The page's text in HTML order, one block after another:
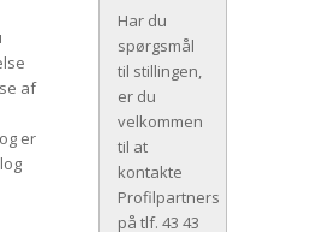
af
er
Har du
spørgsmål
til stillingen,
er du
velkommen
til at
kontakte
Profilpartners
på tlf. 43 43